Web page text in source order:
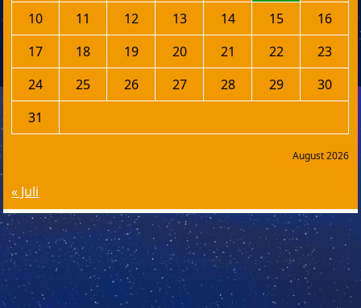
August 2026
10
11 12 13 14 15
16
17
18 19 20 21 22
23
24
25 26 27 28 29
30
31
« Juli